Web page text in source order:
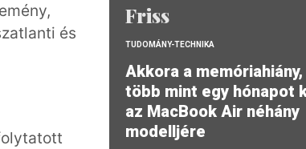
és
Friss
TUDOMÁNY-TECHNIKA
Akkora a
több mint egy hónapot
az MacBook Air néhány
modelljére